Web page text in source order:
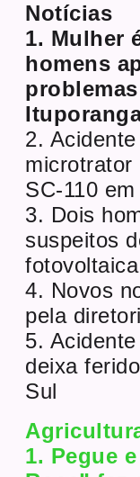
Notícias
1. Mulher
homens
2.
microtrator
SC-110
3. Dois
suspeitos
4. Novos
pela
5.
deixa
Sul
1. Pegue